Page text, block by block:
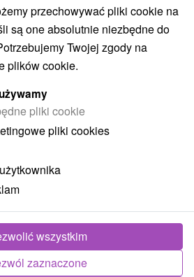
Fatra, Banskobystrický kraj,
przechowywać pliki cookie na
są one absolutnie niezbędne do
Twojej zgody na
plików cookie.
pliki cookie
pliki cookies
zaznaczone
wszystkim